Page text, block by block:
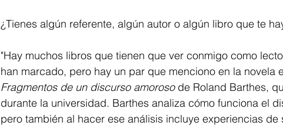
¿Tienes algún referente, algún autor o algún libro que te
"Hay muchos libros que tienen que ver conmigo como
han marcado, pero hay un par que menciono en la novela
Fragmentos de un discurso amoroso de Roland Barthes,
durante la universidad. Barthes analiza cómo funciona el
pero también al hacer ese análisis incluye experiencias